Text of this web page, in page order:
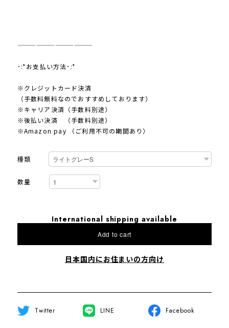
————————————
･:*お支払い方法･:*
※クレジットカード決済
（手数料無料なのでおすすめしております）
※キャリア決済（手数料別途）
※後払い決済 （手数料別途）
※Amazon pay （ご利用不可の期間あり）
種類
数量
International shipping available
Add to cart
日本国内にお住まいの方向け
Twitter LINE Facebook